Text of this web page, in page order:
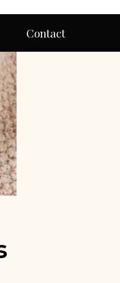
Contact